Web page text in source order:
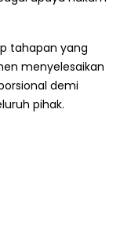
tahapan yang
menyelesaikan
demi
pihak.